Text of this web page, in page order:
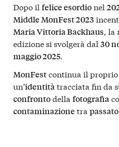
Dopo il felice esordionel
Middle MonFest 2023
Maria Vittoria Backhaus, la
edizione si svolgerà dal 30
maggio 2025.
MonFestcontinua il proprio
un’identitàtracciata fin da
confrontodella fotografia
contaminazione tra passato